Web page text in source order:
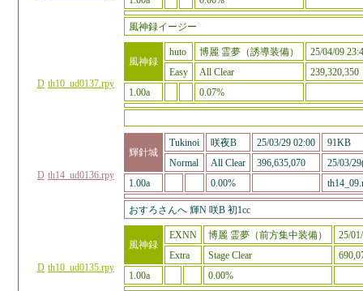
風神録イージー
D th10_ud0137.rpy
風神録
huto 博麗 霊夢（誘導装備）
25/04/09
Easy
All Clear
239,320,350
1.00a
0.07%
D th14_ud0136.rpy
輝針城
Tukinoi 咲夜B 25/03/29 02:00
91KB
Normal
All Clear 396,635,070
25/03/
1.00a
0.00%
おすろさんへ 輝N 咲B 初1cc
D th10_ud0135.rpy
風神録
EXNN 博麗 霊夢（前方集中装備）
25/
Extra
Stage Clear
1.00a
0.00%